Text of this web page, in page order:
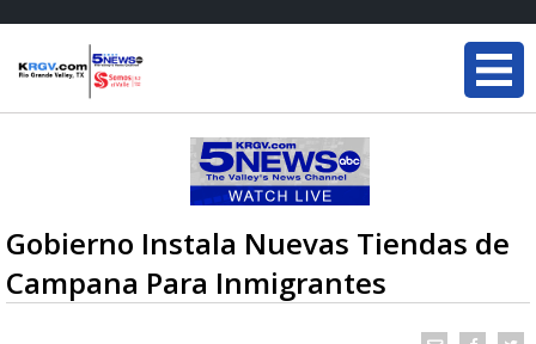
Gobierno Instala Nuevas Tiendas de
Campana Para Inmigrantes